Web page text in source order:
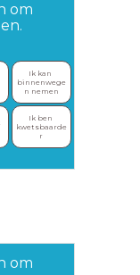
om
Ik kan
binnenwege
n nemen
Ik ben
kwetsbaarde
r
om